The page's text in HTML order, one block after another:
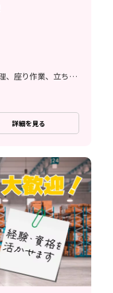
検査、クリーンルーム、品質管理、座り作業、立ち作業、その他
詳細を見る